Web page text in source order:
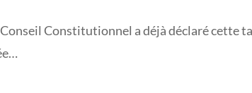
Constitutionnel a déjà déclaré cette